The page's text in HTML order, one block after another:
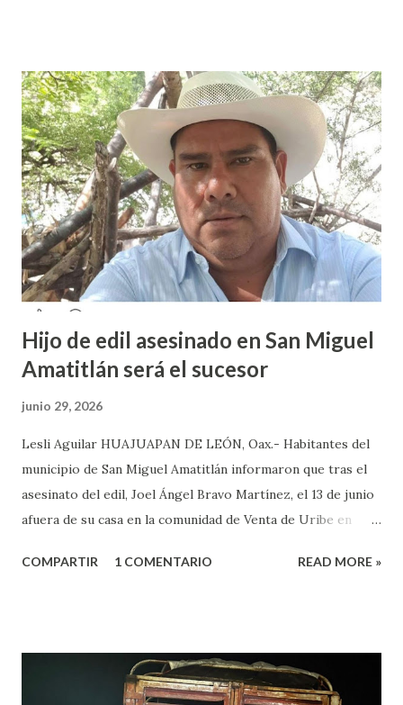
la colectiva acudieron a la Prepa 3 a recibir las denuncias de
acosos sexual por parte de sus profesores sin que las
autoridades educativas hicieran nada. Valeria Palma informó
que durante los 5 años que llevan realizando la marcha
feminista la Escuela Preparatoria 3 es una de las escuelas
que más denuncias recibe por tema de acosos sexual, por lo
que decidieron acudir a la institución y acuerpar a las e...
Hijo de edil asesinado en San Miguel
Amatitlán será el sucesor
junio 29, 2026
Lesli Aguilar HUAJUAPAN DE LEÓN, Oax.- Habitantes del
municipio de San Miguel Amatitlán informaron que tras el
asesinato del edil, Joel Ángel Bravo Martínez, el 13 de junio
afuera de su casa en la comunidad de Venta de Uribe en
el que tome protesta para poder concluir el gobierno
día, quien sacó un arma de fuego y disparo contra él, por lo
que las lesiones provocadas por este ataque armado
COMPARTIR 1 COMENTARIO READ MORE »